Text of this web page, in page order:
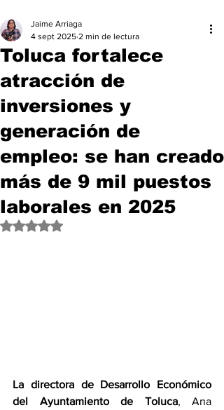
Toluca fortalece
atracción de
inversiones y
generación de
empleo: se han creado
más de 9 mil puestos
laborales en 2025
Jaime Arriaga
4 sept 2025 2 min de lectura
Obtuvo NaN de 5 estrellas.
La directora de Desarrollo Económico
del Ayuntamiento de Toluca, Ana